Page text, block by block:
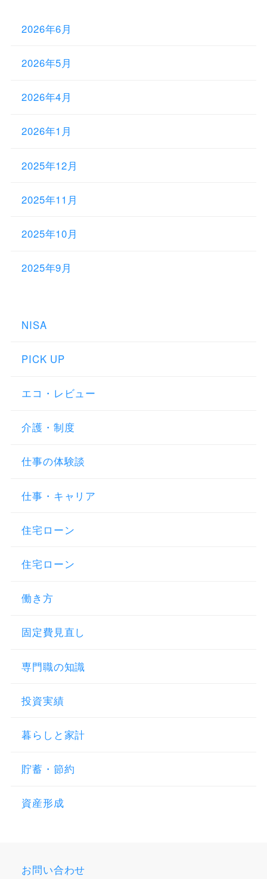
2026年6月
2026年5月
2026年4月
2026年1月
2025年12月
2025年11月
2025年10月
2025年9月
NISA
PICK UP
エコ・レビュー
介護・制度
仕事の体験談
仕事・キャリア
住宅ローン
住宅ローン
働き方
固定費見直し
専門職の知識
投資実績
暮らしと家計
貯蓄・節約
資産形成
お問い合わせ